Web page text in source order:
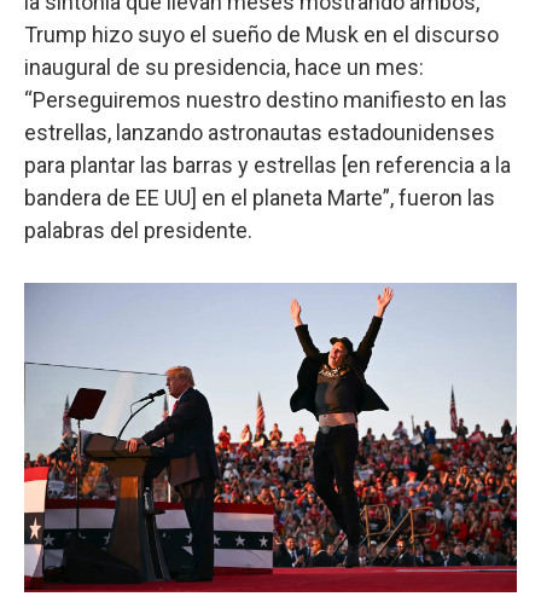
Trump hizo suyo el sueño de Musk en el discurso
inaugural de su presidencia, hace un mes:
“Perseguiremos nuestro destino manifiesto en las
estrellas, lanzando astronautas estadounidenses
para plantar las barras y estrellas [en referencia a la
bandera de EE UU] en el planeta Marte”, fueron las
palabras del presidente.